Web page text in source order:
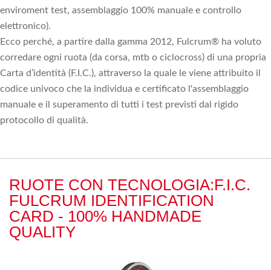
enviroment test, assemblaggio 100% manuale e controllo
elettronico).
Ecco perché, a partire dalla gamma 2012, Fulcrum® ha voluto
corredare ogni ruota (da corsa, mtb o ciclocross) di una propria
Carta d’identità (F.I.C.), attraverso la quale le viene attribuito il
codice univoco che la individua e certificato l'assemblaggio
manuale e il superamento di tutti i test previsti dal rigido
protocollo di qualità.
RUOTE CON TECNOLOGIA:F.I.C.
FULCRUM IDENTIFICATION
CARD - 100% HANDMADE
QUALITY